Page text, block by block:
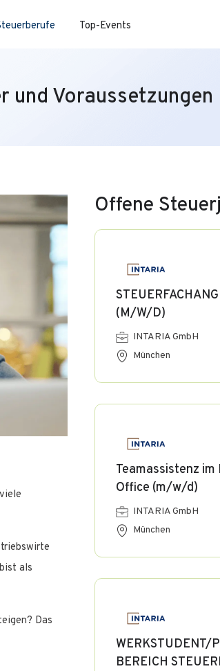
Top-Events
und Voraussetzungen
als
Das
Offene
(M/W/D)
INTARIA GmbH
München
Teamassistenz
Office (m/w/d)
INTARIA GmbH
München
WERKSTUDENT/
BEREICH